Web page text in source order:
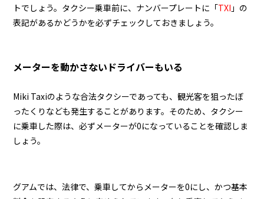
トでしょう。タクシー乗車前に、ナンバープレートに「TXI 」の
表記があるかどうかを必ずチェックしておきましょう。
メーターを動かさないドライバーもいる
Miki Taxiのような合法タクシーであっても、観光客を狙ったぼ
ったくりなども発生することがあります。そのため、タクシー
に乗車した際は、必ずメーターが0になっていることを確認しま
しょう。
グアムでは、法律で、乗車してからメーターを0にし、かつ基本